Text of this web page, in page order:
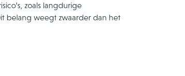
zoals langdurige
belang weegt zwaarder dan het